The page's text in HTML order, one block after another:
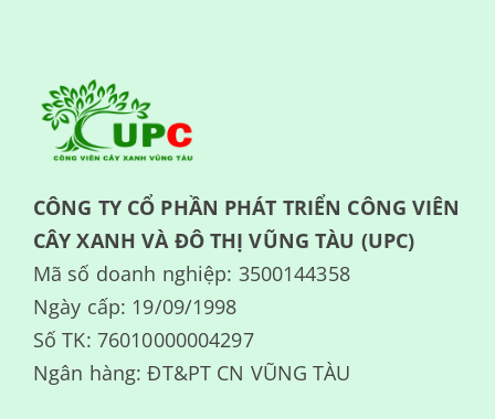
CÔNG TY CỔ PHẦN PHÁT TRIỂN CÔNG VIÊN
CÂY XANH VÀ ĐÔ THỊ VŨNG TÀU (UPC)
Mã số doanh nghiệp: 3500144358
Ngày cấp: 19/09/1998
Số TK: 76010000004297
Ngân hàng: ĐT&PT CN VŨNG TÀU